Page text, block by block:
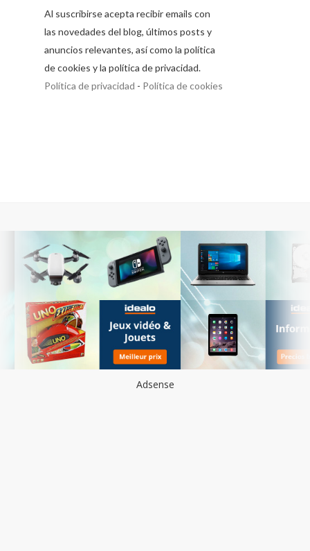
Al suscribirse acepta recibir emails con
las novedades del blog, últimos posts y
anuncios relevantes, así como la política
de cookies y la política de privacidad.
Política de privacidad - Política de cookies
Adsense